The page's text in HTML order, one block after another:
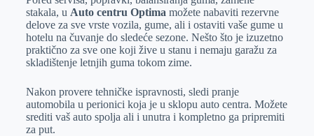
stakala, u Auto centru Optima možete nabaviti rezervne
delove za sve vrste vozila, gume, ali i ostaviti vaše gume u
hotelu na čuvanje do sledeće sezone. Nešto što je izuzetno
praktično za sve one koji žive u stanu i nemaju garažu za
skladištenje letnjih guma tokom zime.
Nakon provere tehničke ispravnosti, sledi pranje
automobila u perionici koja je u sklopu auto centra. Možete
srediti vaš auto spolja ali i unutra i kompletno ga pripremiti
za put.